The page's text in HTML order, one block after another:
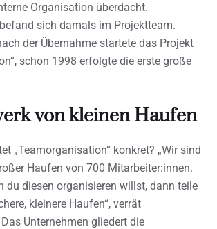
Organisation überdacht.
sich damals im Projektteam.
der Übernahme startete das Projekt
schon 1998 erfolgte die erste große
von kleinen Haufen
„Teamorganisation“ konkret? „Wir sind
Haufen von 700 Mitarbeiter:innen.
du diesen organisieren willst, dann teile
kleinere Haufen“, verrät
Unternehmen gliedert die